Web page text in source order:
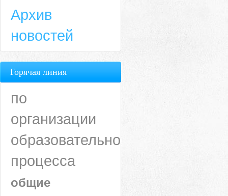
Архив
новостей
Горячая линия
по
организации
образовательного
процесса
общие